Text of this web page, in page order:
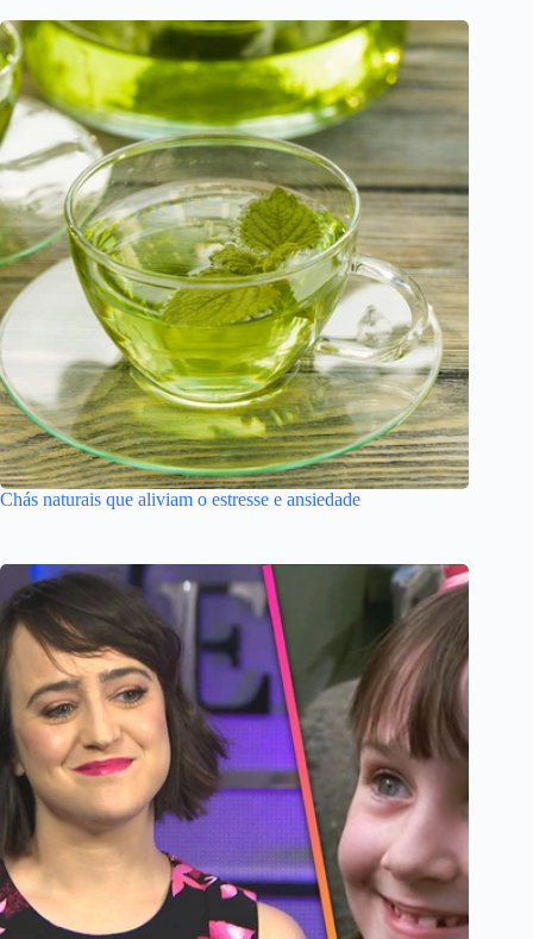
Chás naturais que aliviam o estresse e ansiedade